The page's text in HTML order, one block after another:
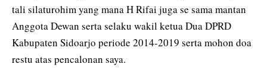
tali silaturohim yang mana H Rifai juga se sama mantan
Anggota Dewan serta selaku wakil ketua Dua DPRD
Kabupaten Sidoarjo periode 2014-2019 serta mohon doa
restu atas pencalonan saya.